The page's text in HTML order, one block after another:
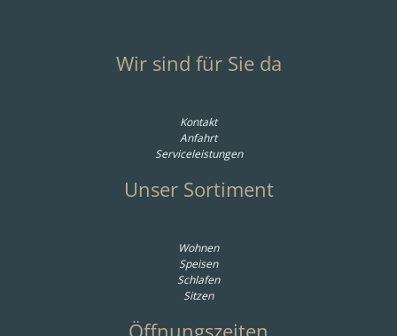
Wir sind für Sie da
Kontakt
Anfahrt
Serviceleistungen
Unser Sortiment
Wohnen
Speisen
Schlafen
Sitzen
Öffnungszeiten